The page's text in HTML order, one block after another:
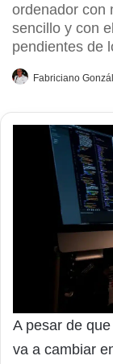
ordenador con
sencillo y con
pendientes de
Fabriciano
A pesar de
va a cambiar